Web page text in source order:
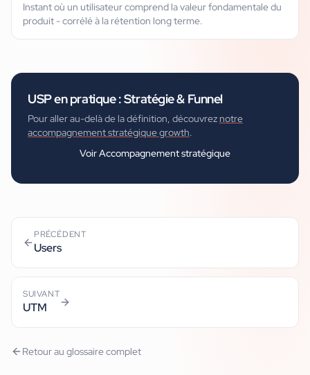
Instant où un utilisateur comprend la valeur fondamentale du
produit - corrélé à la rétention long terme.
USPen pratique :Stratégie & Funnel
Pour aller au-delà de la définition, découvrez notre
accompagnement stratégique growth.
VoirAccompagnement stratégique
PRÉCÉDENT
Users
SUIVANT
UTM
Retour au glossaire complet